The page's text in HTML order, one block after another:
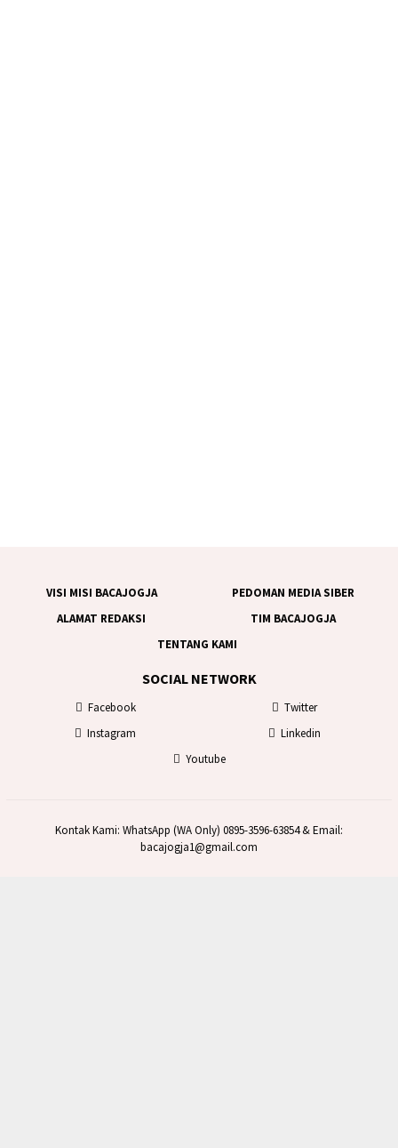
VISI MISI BACAJOGJA
PEDOMAN MEDIA SIBER
ALAMAT REDAKSI
TIM BACAJOGJA
TENTANG KAMI
SOCIAL NETWORK
Facebook
Twitter
Instagram
Linkedin
Youtube
Kontak Kami: WhatsApp (WA Only) 0895-3596-63854 & Email:
bacajogja1@gmail.com